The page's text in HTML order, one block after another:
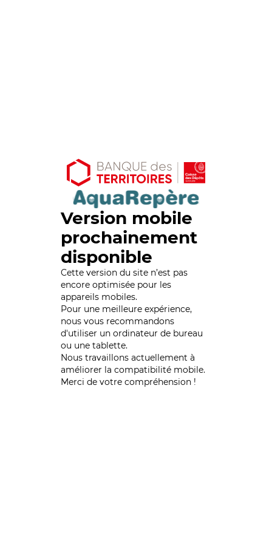
Version mobile
prochainement
disponible
Cette version du site n’est pas
encore optimisée pour les
appareils mobiles.
Pour une meilleure expérience,
nous vous recommandons
d'utiliser un ordinateur de bureau
ou une tablette.
Nous travaillons actuellement à
améliorer la compatibilité mobile.
Merci de votre compréhension !